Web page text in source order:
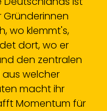
wo klemmt's,
dort, wo er
den zentralen
aus welcher
macht ihr
Momentum für